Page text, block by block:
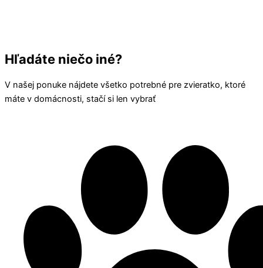
Hľadáte niečo iné?
V našej ponuke nájdete všetko potrebné pre zvieratko, ktoré
máte v domácnosti, stačí si len vybrať